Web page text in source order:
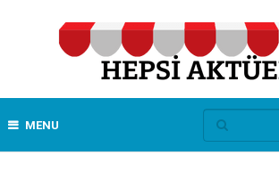
MENU